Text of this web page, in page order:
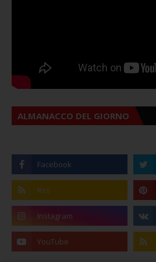
ALMANACCO DEL GIORNO